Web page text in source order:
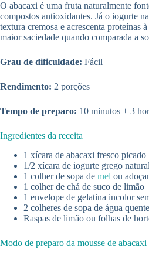
O abacaxi é uma fruta naturalmente
compostos antioxidantes. Já o iogurte
textura cremosa e acrescenta proteínas
maior saciedade quando comparada a
Grau de dificuldade: Fácil
Rendimento: 2 porções
Tempo de preparo: 10 minutos + 3
Ingredientes da receita
1 xícara de abacaxi fresco picado
1/2 xícara de iogurte grego
1 colher de sopa de mel ou
1 colher de chá de suco de limão
1 envelope de gelatina incolor
2 colheres de sopa de água quente
Raspas de limão ou folhas de
Modo de preparo da mousse de